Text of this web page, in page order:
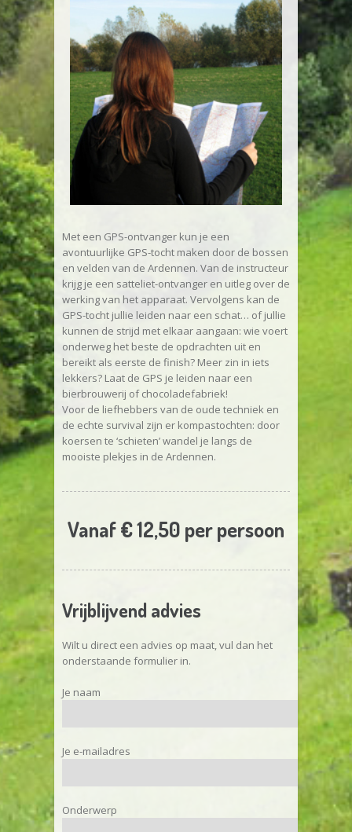
Met een GPS-ontvanger kun je een
avontuurlijke GPS-tocht maken door de bossen
en velden van de Ardennen. Van de instructeur
krijg je een satteliet-ontvanger en uitleg over de
werking van het apparaat. Vervolgens kan de
GPS-tocht jullie leiden naar een schat… of jullie
kunnen de strijd met elkaar aangaan: wie voert
onderweg het beste de opdrachten uit en
bereikt als eerste de finish? Meer zin in iets
lekkers? Laat de GPS je leiden naar een
bierbrouwerij of chocoladefabriek!
Voor de liefhebbers van de oude techniek en
de echte survival zijn er kompastochten: door
koersen te ‘schieten’ wandel je langs de
mooiste plekjes in de Ardennen.
Vanaf € 12,50 per persoon
Vrijblijvend advies
Wilt u direct een advies op maat, vul dan het
onderstaande formulier in.
Je naam
Je e-mailadres
Onderwerp